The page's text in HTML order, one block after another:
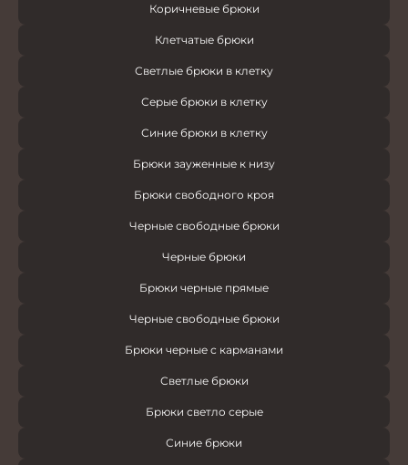
Коричневые брюки
Клетчатые брюки
Светлые брюки в клетку
Серые брюки в клетку
Синие брюки в клетку
Брюки зауженные к низу
Брюки свободного кроя
Черные свободные брюки
Черные брюки
Брюки черные прямые
Черные свободные брюки
Брюки черные с карманами
Светлые брюки
Брюки светло серые
Синие брюки